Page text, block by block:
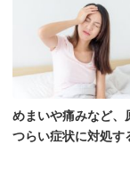
めまいや痛みなど、
つらい症状に対処す